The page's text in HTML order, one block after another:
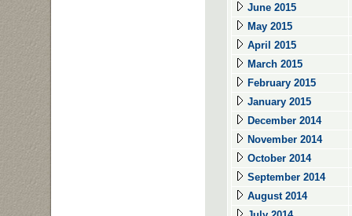
June 2015
May 2015
April 2015
March 2015
February 2015
January 2015
December 2014
November 2014
October 2014
September 2014
August 2014